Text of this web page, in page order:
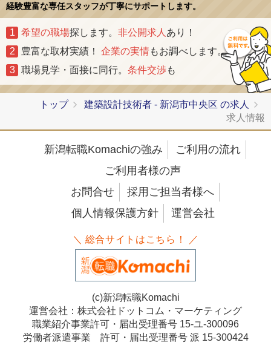
経験豊富な専任スタッフが丁寧にサポートします。
1 希望の職場探します。 非公開求人 あり！
2
豊富な取材実績！ 企業の実情もお調べします。
3
職場見学・面接に同行。 条件交渉も
トップ
建築設計技術者 - 新潟市中央区 の求人
求人情報
新潟転職Komachiの強み
ご利用の流れ
ご利用者様の声
お問合せ
採用ご担当者様へ
個人情報保護方針
運営会社
＼ 総合サイトはこちら！ ／
(c)新潟転職Komachi
運営会社：株式会社ドットコム・マーケティング
職業紹介事業許可・届出受理番号 15-ユ-300096
労働者派遣事業 許可・届出受理番号 派 15-300424